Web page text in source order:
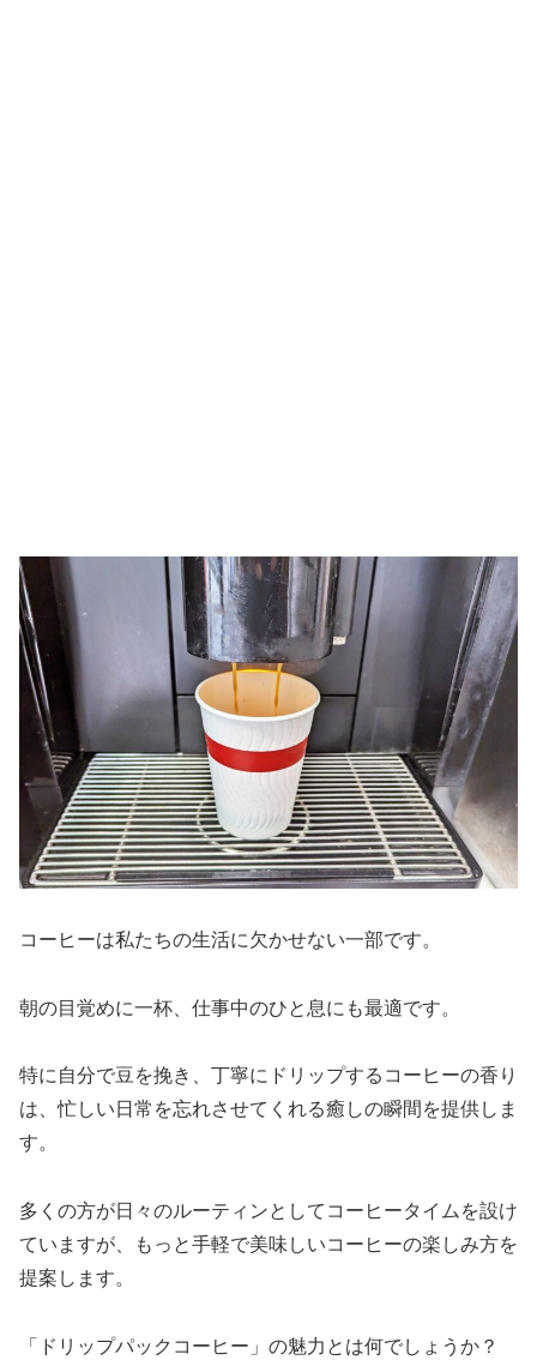
コーヒーは私たちの生活に欠かせない一部です。
朝の目覚めに一杯、仕事中のひと息にも最適です。
特に自分で豆を挽き、丁寧にドリップするコーヒーの香り
は、忙しい日常を忘れさせてくれる癒しの瞬間を提供しま
す。
多くの方が日々のルーティンとしてコーヒータイムを設け
ていますが、もっと手軽で美味しいコーヒーの楽しみ方を
提案します。
「ドリップパックコーヒー」の魅力とは何でしょうか？